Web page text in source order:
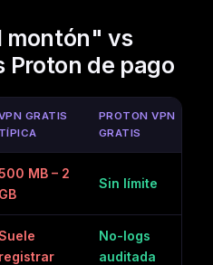
montón" vs
Proton de pago
GRATIS
TÍPICA
PROTON VPN
GRATIS
MB – 2
GB
Sin límite
registrar
No-logs
auditada